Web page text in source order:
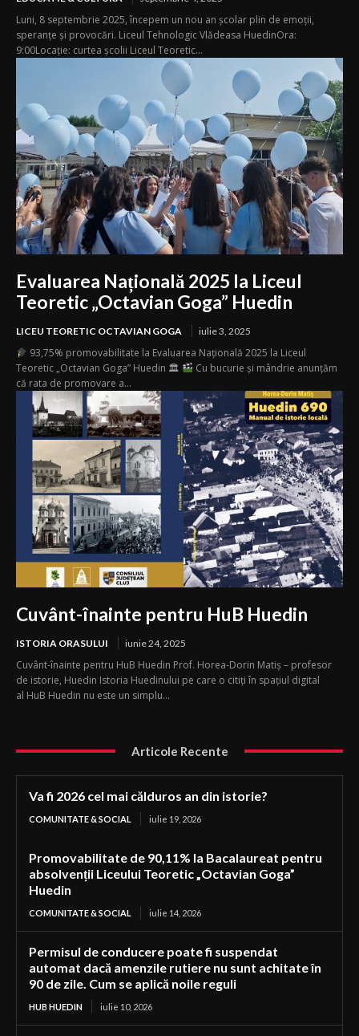
Luni, 8 septembrie 2025, începem un nou an școlar plin de emoții,
speranțe și provocări. Liceul Tehnologic Vlădeasa HuedinOra:
9:00Locație: curtea școlii Liceul Teoretic...
Evaluarea Națională 2025 la Liceul
Teoretic „Octavian Goga” Huedin
LICEU TEORETIC OCTAVIAN GOGA iulie 3, 2025
93,75% promovabilitate la Evaluarea Națională 2025 la Liceul
Teoretic „Octavian Goga” Huedin 🏛
Cu bucurie și mândrie anunțăm
că rata de promovare a...
Cuvânt-înainte pentru HuB Huedin
ISTORIA ORASULUI iunie 24, 2025
Cuvânt-înainte pentru HuB Huedin Prof. Horea-Dorin Matiș – profesor
de istorie, Huedin Istoria Huedinului pe care o citiți în spațiul digital
al HuB Huedin nu este un simplu...
Articole Recente
Va fi 2026 cel mai călduros an din istorie?
COMUNITATE & SOCIAL iulie 19, 2026
Promovabilitate de 90,11% la Bacalaureat pentru
absolvenții Liceului Teoretic „Octavian Goga”
Huedin
COMUNITATE & SOCIAL iulie 14, 2026
Permisul de conducere poate fi suspendat
automat dacă amenzile rutiere nu sunt achitate în
90 de zile. Cum se aplică noile reguli
HUB HUEDIN iulie 10, 2026